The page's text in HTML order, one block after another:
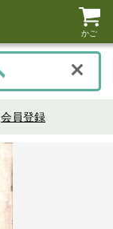
かご
会員登録